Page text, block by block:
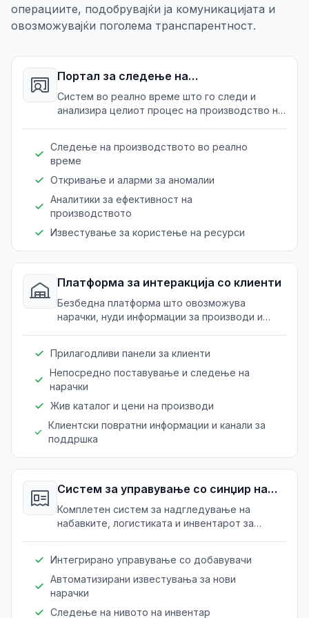
операциите, подобрувајќи ја комуникацијата и
овозможувајќи поголема транспарентност.
Портал за следење на
производството
Систем во реално време што го следи и
анализира целиот процес на производство на
Следење на производството во реално
време
Откривање и аларми за аномалии
Аналитики за ефективност на
производството
Известување за користење на ресурси
Платформа за интеракција со клиенти
Безбедна платформа што овозможува
нарачки, нуди информации за производи и
Прилагодливи панели за клиенти
Непосредно поставување и следење на
нарачки
Жив каталог и цени на производи
Клиентски повратни информации и канали за
поддршка
Систем за управување со синџир на
снабдување
Комплетен систем за надгледување на
набавките, логистиката и инвентарот за
Интегрирано управување со добавувачи
Автоматизирани известувања за нови
нарачки
Следење на нивото на инвентар